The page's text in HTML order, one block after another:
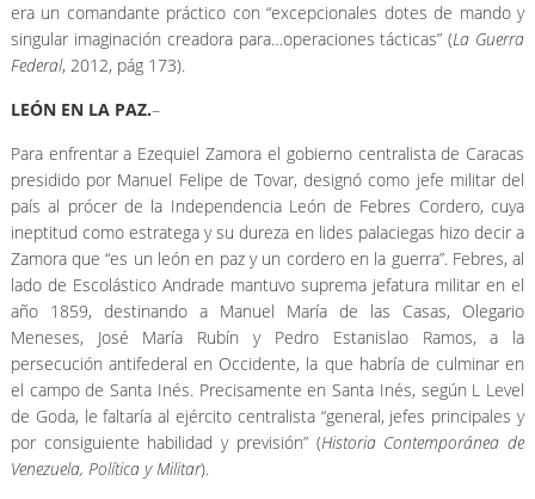
era un comandante práctico con “excepcionales dotes de mando y
singular imaginación creadora para…operaciones tácticas” (La Guerra
Federal, 2012, pág 173).
LEÓN EN LA PAZ.–
Para enfrentar a Ezequiel Zamora el gobierno centralista de Caracas
presidido por Manuel Felipe de Tovar, designó como jefe militar del
país al prócer de la Independencia León de Febres Cordero, cuya
ineptitud como estratega y su dureza en lides palaciegas hizo decir a
Zamora que “es un león en paz y un cordero en la guerra”. Febres, al
lado de Escolástico Andrade mantuvo suprema jefatura militar en el
año 1859, destinando a Manuel María de las Casas, Olegario
Meneses, José María Rubín y Pedro Estanislao Ramos, a la
persecución antifederal en Occidente, la que habría de culminar en
el campo de Santa Inés. Precisamente en Santa Inés, según L Level
de Goda, le faltaría al ejército centralista “general, jefes principales y
por consiguiente habilidad y previsión” (Historia Contemporánea de
Venezuela, Política y Militar).